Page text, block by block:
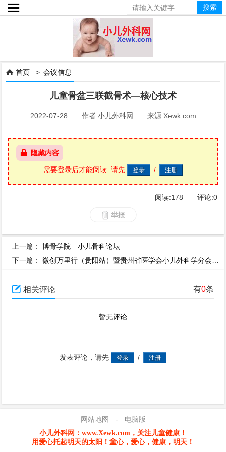

 首页 >会议信息
儿童骨盆三联截骨术—核心技术
2022-07-28 作者:小儿外科网 来源:Xewk.com
隐藏内容
需要登录后才能阅读. 请先 /
阅读:178 评论:0
上一篇：博骨学院—小儿骨科论坛
下一篇：微创万里行（贵阳站）暨贵州省医学会小儿外科学分会微创手术论坛
 相关评论 有0条
暂无评论
发表评论，请先 /
网站地图 - 电脑版
小儿外科网：www.Xewk.com，关注儿童健康！
用爱心托起明天的太阳！童心，爱心，健康，明天！